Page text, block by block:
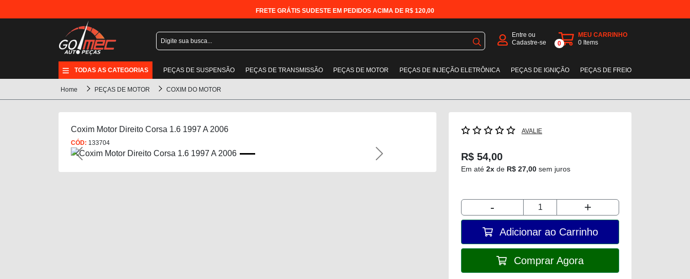
FRETE GRÁTIS SUDESTE EM PEDIDOS ACIMA DE R$ 120,00
Entre ou
Cadastre-se
0
MEU CARRINHO
0 Items
TODAS AS CATEGORIAS PEÇAS DE SUSPENSÃO PEÇAS DE TRANSMISSÃO PEÇAS DE MOTOR PEÇAS DE INJEÇÃO ELETRÔNICA PEÇAS DE IGNIÇÃO PEÇAS DE FREIO
Home PEÇAS DE MOTOR COXIM DO MOTOR
Coxim Motor Direito Corsa 1.6 1997 A 2006
CÓD: 133704
Previous Next
AVALIE
R$ 54,00
Em até 2x de R$ 27,00 sem juros
- +
Adicionar ao Carrinho
Comprar Agora